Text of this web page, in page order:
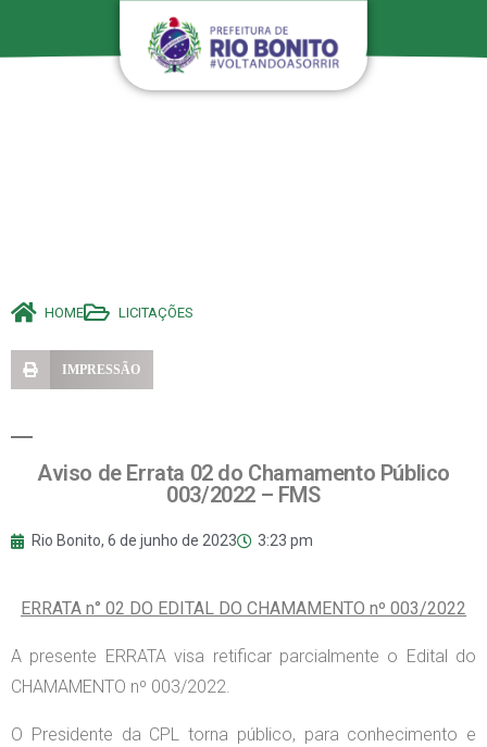
HOME LICITAÇÕES
IMPRESSÃO
Aviso de Errata 02 do Chamamento Público
003/2022 – FMS
Rio Bonito, 6 de junho de 2023 3:23 pm
ERRATA n° 02 DO EDITAL DO CHAMAMENTO nº 003/2022
A presente ERRATA visa retificar parcialmente o Edital do
CHAMAMENTO nº 003/2022.
O Presidente da CPL torna público, para conhecimento e